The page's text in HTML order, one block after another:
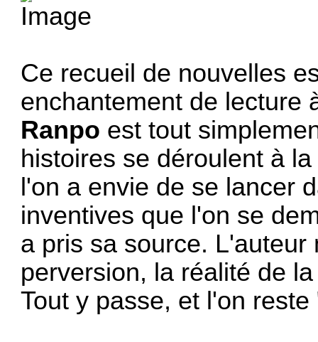
Ce recueil de nouvelles
enchantement de lecture
Ranpo est tout
histoires se déroulent à
l'on a envie de se lancer
inventives que l'on se
a pris sa source.
perversion, la réalité de
Tout y passe, et l'on